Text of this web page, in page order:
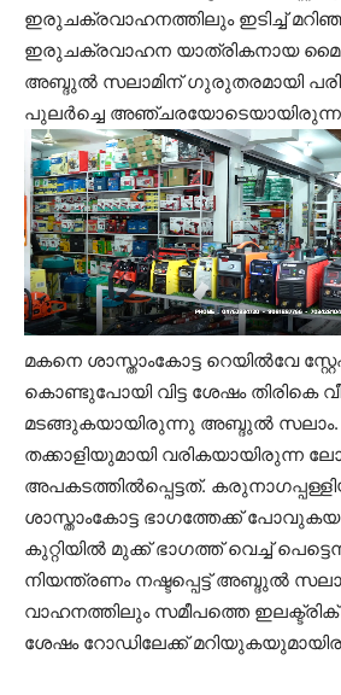
ഇരുചക്രവാഹനത്തിലും ഇടിച്ച്
ഇരുചക്രവാഹന യാത്രികനായ
അബ്ദുൽ സലാമിന് ഗുരുതരമായി
പുലർച്ചെ
മകനെ ശാസ്താംകോട്ട റെയിൽവേ
കൊണ്ടുപോയി വിട്ട ശേഷം തിരികെ
മടങ്ങുകയായിരുന്നു അബ്ദുൽ സലാം.
തക്കാളിയുമായി വരികയായിരുന്ന
അപകടത്തിൽപ്പെട്ടത്.
ശാസ്താംകോട്ട ഭാഗത്തേക്ക്
കുറ്റിയിൽ മുക്ക് ഭാഗത്ത് വെച്ച്
നിയന്ത്രണം നഷ്ടപ്പെട്ട് അബ്ദുൽ
വാഹനത്തിലും സമീപത്തെ ഇലക്ട്രിക്
ശേഷം റോഡിലേക്ക്